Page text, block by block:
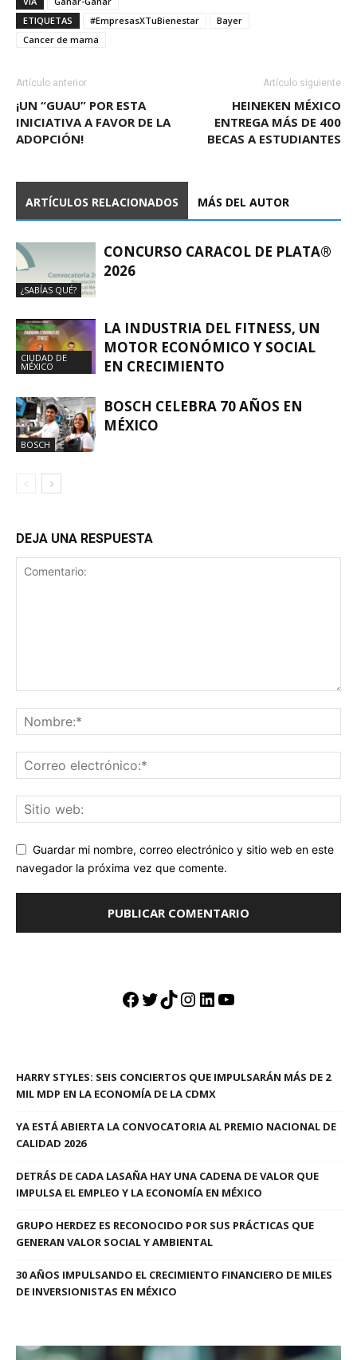
ETIQUETAS
#EmpresasXTuBienestar
Bayer
Cancer de mama
Artículo anterior
¡UN “GUAU” POR ESTA
INICIATIVA A FAVOR DE LA
ADOPCIÓN!
Artículo siguiente
HEINEKEN MÉXICO
ENTREGA MÁS DE 400
BECAS A ESTUDIANTES
ARTÍCULOS RELACIONADOS MÁS DEL AUTOR
¿SABÍAS QUÉ?
CONCURSO CARACOL DE PLATA®
2026
CIUDAD DE
MÉXICO
LA INDUSTRIA DEL FITNESS, UN
MOTOR ECONÓMICO Y SOCIAL
EN CRECIMIENTO
BOSCH
BOSCH CELEBRA 70 AÑOS EN
MÉXICO
DEJA UNA RESPUESTA
Guardar mi nombre, correo electrónico y sitio web en este
navegador la próxima vez que comente.
Facebook
Twitter
TikTok
Instagram
LinkedIn
YouTube
HARRY STYLES: SEIS CONCIERTOS QUE IMPULSARÁN MÁS DE 2
MIL MDP EN LA ECONOMÍA DE LA CDMX
YA ESTÁ ABIERTA LA CONVOCATORIA AL PREMIO NACIONAL DE
CALIDAD 2026
DETRÁS DE CADA LASAÑA HAY UNA CADENA DE VALOR QUE
IMPULSA EL EMPLEO Y LA ECONOMÍA EN MÉXICO
GRUPO HERDEZ ES RECONOCIDO POR SUS PRÁCTICAS QUE
GENERAN VALOR SOCIAL Y AMBIENTAL
30 AÑOS IMPULSANDO EL CRECIMIENTO FINANCIERO DE MILES
DE INVERSIONISTAS EN MÉXICO